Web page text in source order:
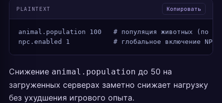
PLAINTEXT Копировать
animal.population 100   # популяция животных (по
npc.enabled 1           # глобальное включение NPC
Снижение animal.population до 50 на
загруженных серверах заметно снижает нагрузку
без ухудшения игрового опыта.